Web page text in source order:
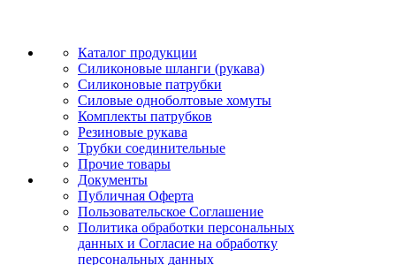
Каталог продукции
Силиконовые шланги (рукава)
Силиконовые патрубки
Силовые одноболтовые хомуты
Комплекты патрубков
Резиновые рукава
Трубки соединительные
Прочие товары
Документы
Публичная Оферта
Пользовательское Соглашение
Политика обработки персональных
данных и Согласие на обработку
персональных данных